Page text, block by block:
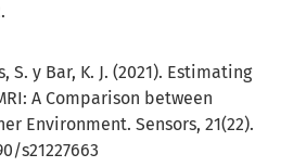
S. y Bar, K. J. (2021). Estimating
A Comparison between
Environment. Sensors, 21(22).
s21227663